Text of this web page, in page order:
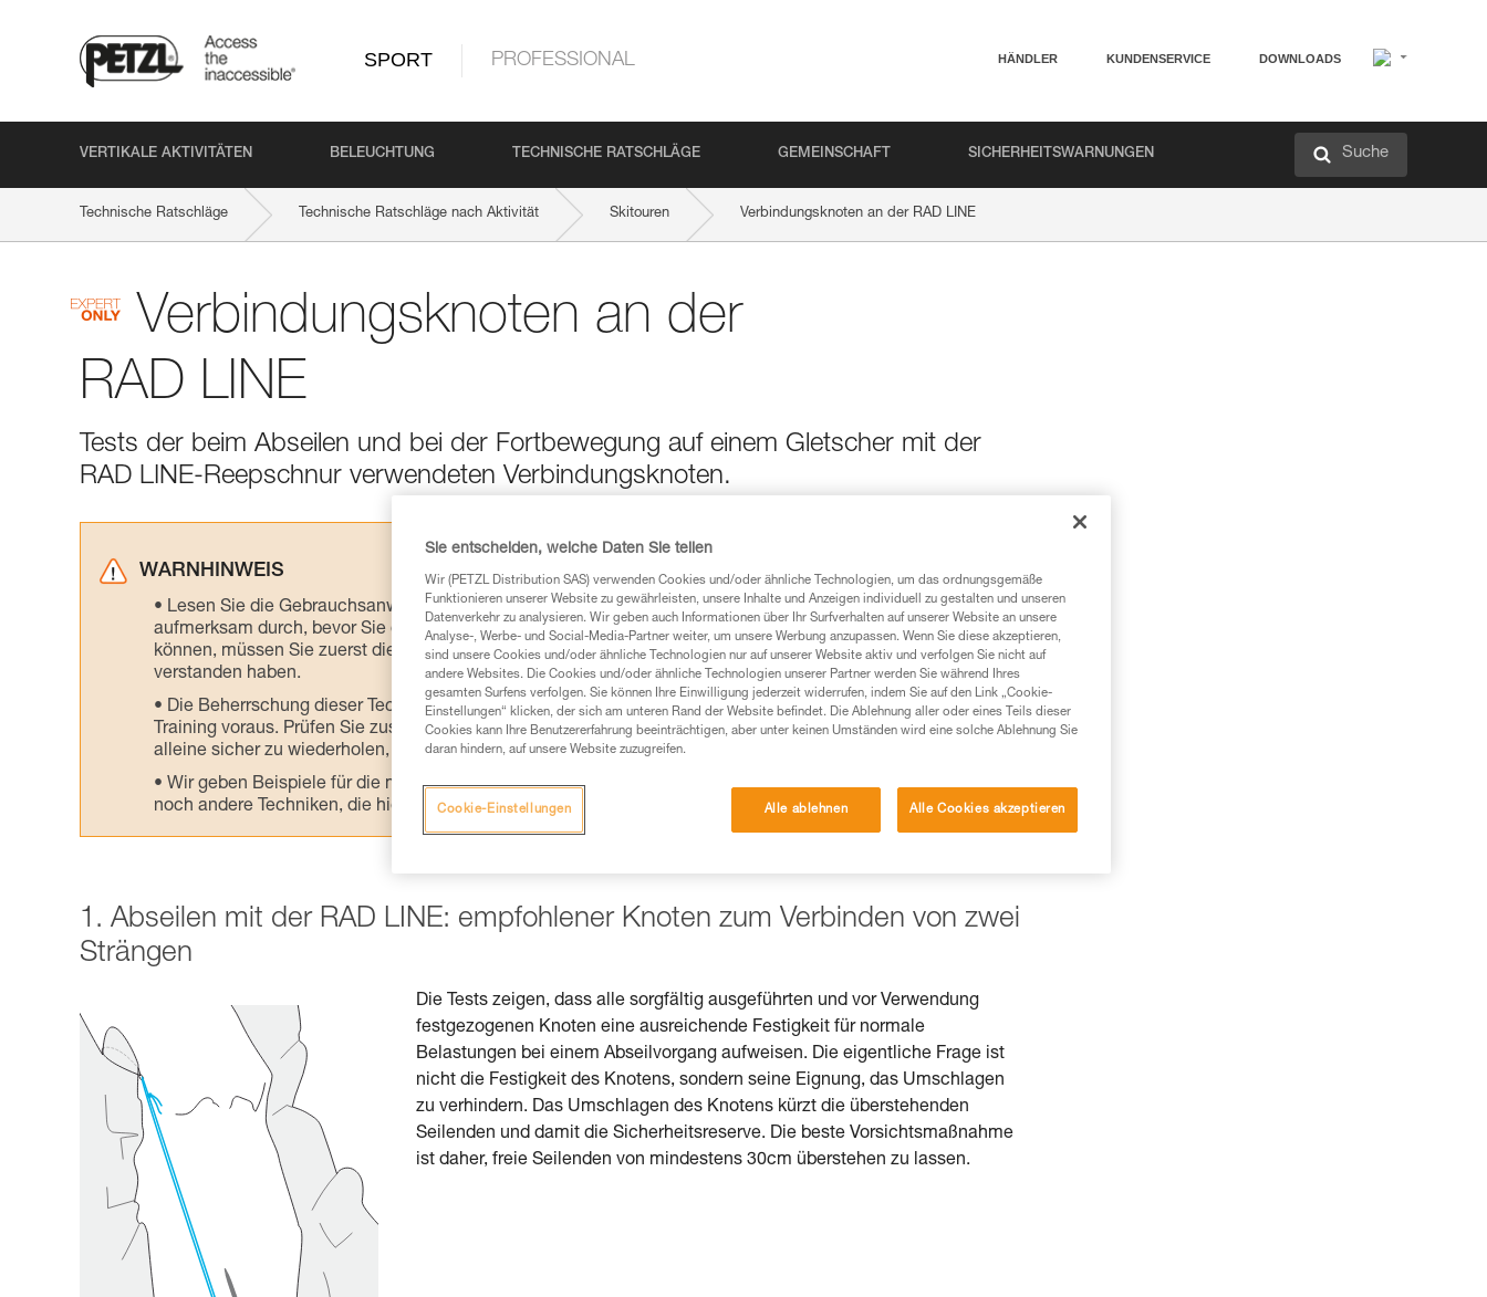
SPORT PROFESSIONAL HÄNDLER KUNDENSERVICE DOWNLOADS
VERTIKALE AKTIVITÄTEN BELEUCHTUNG TECHNISCHE RATSCHLÄGE GEMEINSCHAFT SICHERHEITSWARNUNGEN Suche
Technische Ratschläge Technische Ratschläge nach Aktivität Skitouren Verbindungsknoten an der RAD LINE
Verbindungsknoten an der
RAD LINE
Tests der beim Abseilen und bei der Fortbewegung auf einem Gletscher mit der
RAD LINE-Reepschnur verwendeten Verbindungsknoten.
WARNHINWEIS
Lesen Sie die Gebrauchsanweisungen der Produkte, um die es in diesem Tech Tipp geht,
aufmerksam durch, bevor Sie diesen zu Rate ziehen. Um diese Zusatzinformationen verstehen zu
können, müssen Sie zuerst die in der Gebrauchsanweisung enthaltenen Informationen richtig
verstanden haben.
Die Beherrschung dieser Techniken setzt eine entsprechende Ausbildung und ein spezielles
Training voraus. Prüfen Sie zusammen mit einem Profi, ob Sie in der Lage sind, den Vorgang
alleine sicher zu wiederholen, bevor Sie ihn eigenständig durchführen.
Wir geben Beispiele für die mit Ihrer Aktivität verbundenen Techniken. Möglicherweise gibt es
noch andere Techniken, die hier nicht beschrieben werden.
1. Abseilen mit der RAD LINE: empfohlener Knoten zum Verbinden von zwei
Strängen
Die Tests zeigen, dass alle sorgfältig ausgeführten und vor Verwendung
festgezogenen Knoten eine ausreichende Festigkeit für normale
Belastungen bei einem Abseilvorgang aufweisen. Die eigentliche Frage ist
nicht die Festigkeit des Knotens, sondern seine Eignung, das Umschlagen
zu verhindern. Das Umschlagen des Knotens kürzt die überstehenden
Seilenden und damit die Sicherheitsreserve. Die beste Vorsichtsmaßnahme
ist daher, freie Seilenden von mindestens 30cm überstehen zu lassen.
Sie entscheiden, welche Daten Sie teilen
Wir (PETZL Distribution SAS) verwenden Cookies und/oder ähnliche Technologien, um das ordnungsgemäße
Funktionieren unserer Website zu gewährleisten, unsere Inhalte und Anzeigen individuell zu gestalten und unseren
Datenverkehr zu analysieren. Wir geben auch Informationen über Ihr Surfverhalten auf unserer Website an unsere
Analyse-, Werbe- und Social-Media-Partner weiter, um unsere Werbung anzupassen. Wenn Sie diese akzeptieren,
sind unsere Cookies und/oder ähnliche Technologien nur auf unserer Website aktiv und verfolgen Sie nicht auf
andere Websites. Die Cookies und/oder ähnliche Technologien unserer Partner werden Sie während Ihres
gesamten Surfens verfolgen. Sie können Ihre Einwilligung jederzeit widerrufen, indem Sie auf den Link „Cookie-
Einstellungen“ klicken, der sich am unteren Rand der Website befindet. Die Ablehnung aller oder eines Teils dieser
Cookies kann Ihre Benutzererfahrung beeinträchtigen, aber unter keinen Umständen wird eine solche Ablehnung Sie
daran hindern, auf unsere Website zuzugreifen.
Alle ablehnen Alle Cookies akzeptieren
Cookie-Einstellungen